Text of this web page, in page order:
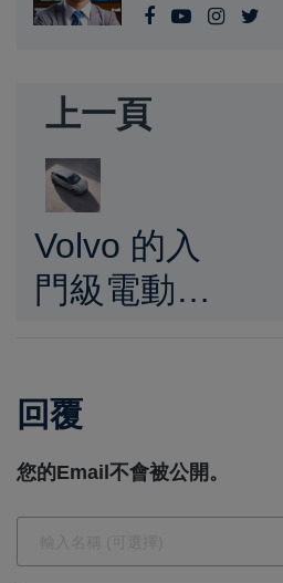
上一頁
Volvo 的入
門級電動車
加便宜的版
本 EX30
Core
回覆
您的Email不會被公開。